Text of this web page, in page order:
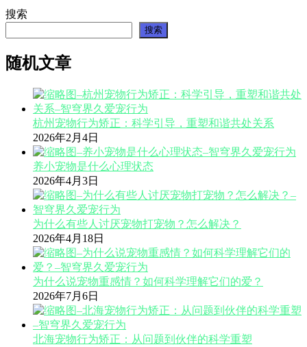
搜索
搜索
随机文章
杭州宠物行为矫正：科学引导，重塑和谐共处关系
2026年2月4日
养小宠物是什么心理状态
2026年4月3日
为什么有些人讨厌宠物打宠物？怎么解决？
2026年4月18日
为什么说宠物重感情？如何科学理解它们的爱？
2026年7月6日
北海宠物行为矫正：从问题到伙伴的科学重塑